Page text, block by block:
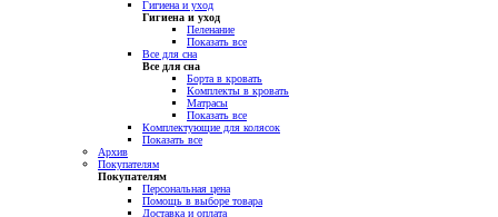
Гигиена и уход
Гигиена и уход
Пеленание
Показать все
Все для сна
Все для сна
Борта в кровать
Комплекты в кровать
Матрасы
Показать все
Комплектующие для колясок
Показать все
Архив
Покупателям
Покупателям
Персональная цена
Помощь в выборе товара
Доставка и оплата